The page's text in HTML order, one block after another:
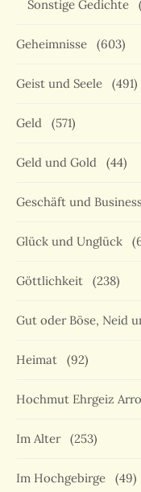
Sonstige Gedichte
Geheimnisse (603)
Geist und Seele (491)
Geld (571)
Geld und Gold (44)
Geschäft und
Glück und Unglück
Göttlichkeit (238)
Gut oder Böse, Neid
Heimat (92)
Hochmut Ehrgeiz
Im Alter (253)
Im Hochgebirge (49)